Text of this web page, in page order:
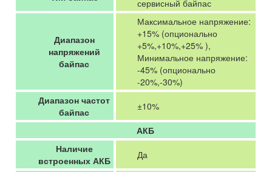
сервисный байпас
Диапазон
напряжений
байпас
Максимальное напряжение:
+15% (опционально
+5%,+10%,+25% ),
Минимальное напряжение:
-45% (опционально
-20%,-30%)
Диапазон частот
байпас
±10%
АКБ
Наличие
встроенных АКБ
Да